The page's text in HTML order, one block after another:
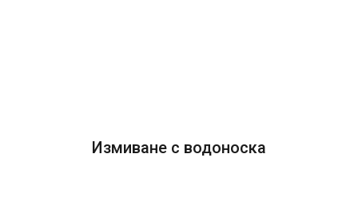
Измиване с водоноска